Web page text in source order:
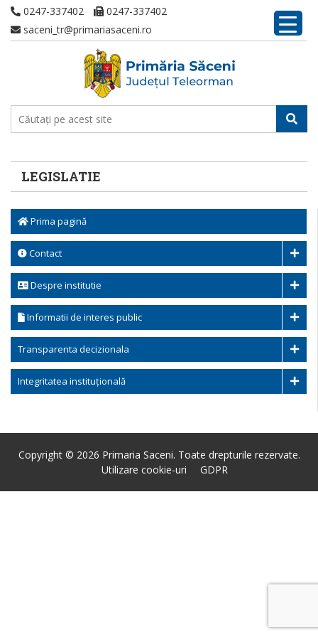
0247-337402
0247-337402
saceni_tr@primariasaceni.ro
LEGISLATIE
Prima pagină
Contact
Despre institutie
Informatii de interes public
Transparenta decizionala
Integritatea instituțională
Copyright © 2026 Primaria Saceni. Toate drepturile rezervate.
Utilizare cookie-uri
GDPR